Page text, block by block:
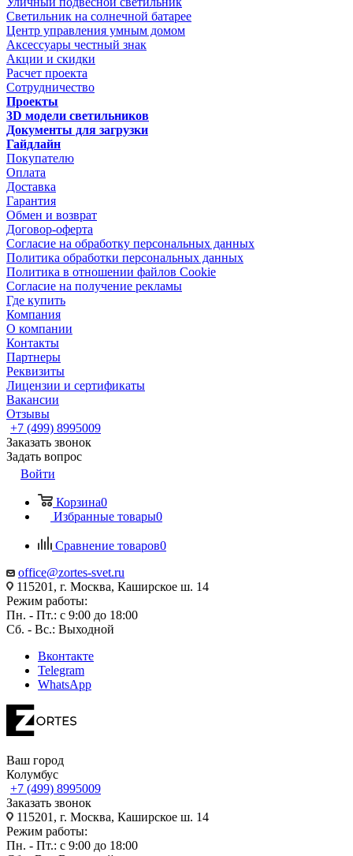
Светильник на солнечной батарее
Центр управления умным домом
Аксессуары честный знак
Акции и скидки
Расчет проекта
Сотрудничество
Проекты
3D модели светильников
Документы для загрузки
Гайдлайн
Покупателю
Оплата
Доставка
Гарантия
Обмен и возврат
Договор-оферта
Согласие на обработку персональных данных
Политика обработки персональных данных
Политика в отношении файлов Cookie
Согласие на получение рекламы
Где купить
Компания
О компании
Контакты
Партнеры
Реквизиты
Лицензии и сертификаты
Вакансии
Отзывы
+7 (499) 8995009
Заказать звонок
Задать вопрос
Войти
Корзина0
Избранные товары0
Сравнение товаров0
office@zortes-svet.ru
115201, г. Москва, Каширское ш. 14
Режим работы:
Пн. - Пт.: с 9:00 до 18:00
Сб. - Вс.: Выходной
Вконтакте
Telegram
WhatsApp
Ваш город
Колумбус
+7 (499) 8995009
Заказать звонок
115201, г. Москва, Каширское ш. 14
Режим работы:
Пн. - Пт.: с 9:00 до 18:00